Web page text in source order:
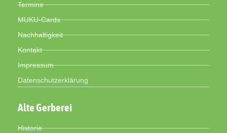
Termine
MUKU-Cards
Nachhaltigkeit
Kontakt
Impressum
Datenschutzerklärung
Alte Gerberei
Historie